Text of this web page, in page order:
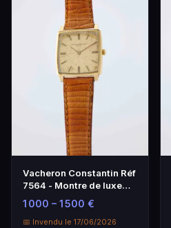
Vacheron Constantin Réf
7564 - Montre de luxe
vintage des années 1960
1 000 – 1 500 €
📅 Invendu le 17/06/2026